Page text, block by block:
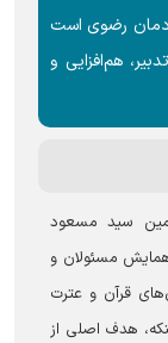
رضوی است
هم‌افزایی و
سید مسعود
مسئولان و
قرآن و عترت
اینکه، هدف اصلی از